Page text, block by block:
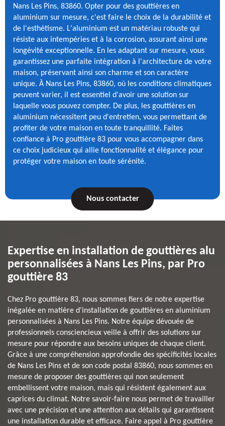
Nans Les Pins, 83860. Opter pour des gouttières en
aluminium sur mesure, c'est faire le choix de la durabilité et
de l'esthétisme. L'aluminium est un matériau robuste qui
résiste aux intempéries et à la corrosion, assurant ainsi une
longévité exceptionnelle. En les adaptant sur mesure, vous
garantissez une parfaite intégration à l'architecture de votre
maison, préservant ainsi son charme et son caractère
unique. À Nans Les Pins, 83860, où les conditions climatiques
peuvent varier, il est essentiel d'avoir une solution sur
laquelle vous pouvez compter. De plus, les gouttières en
aluminium nécessitent peu d'entretien, vous permettant de
profiter de votre maison en toute tranquillité. Faites
confiance à Pro gouttière 83 pour vous accompagner dans
ce choix judicieux qui allie fonctionnalité et élégance pour
protéger votre maison en toute sérénité.
Nous contacter
Expertise en installation de gouttières alu
personnalisées à Nans Les Pins, par Pro
gouttière 83
Chez Pro gouttière 83, nous sommes fiers de notre expertise
inégalée en matière d'installation de gouttières en aluminium
personnalisées à Nans Les Pins. Notre équipe dévouée de
professionnels consciencieux veille à offrir des solutions sur
mesure pour répondre aux besoins uniques de chaque client.
Grâce à une compréhension approfondie des spécificités locales
de Nans Les Pins et de son code postal 83860, nous sommes en
mesure de proposer des gouttières qui non seulement
embellissent votre maison, mais qui résistent également aux
caprices du climat. Notre savoir-faire nous permet de travailler
avec une précision et une attention aux détails qui garantissent
une installation durable et efficace. Faire appel à Pro gouttière